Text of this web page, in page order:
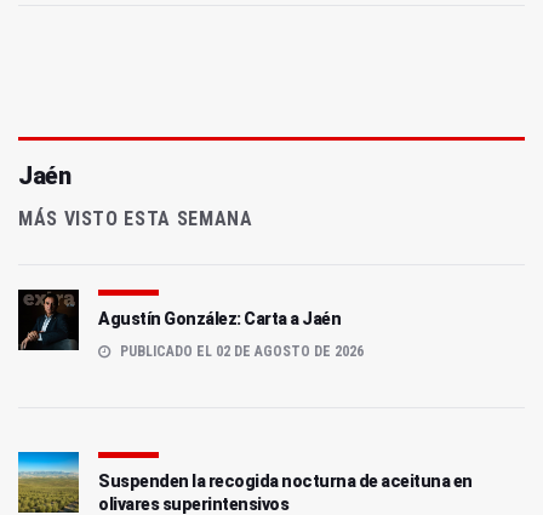
Jaén
MÁS VISTO ESTA SEMANA
Agustín González: Carta a Jaén
PUBLICADO EL 02 DE AGOSTO DE 2026
Suspenden la recogida nocturna de aceituna en
olivares superintensivos